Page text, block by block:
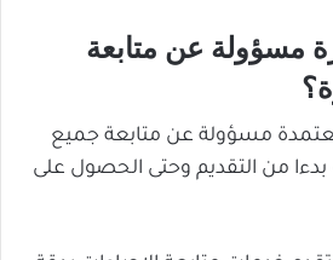
مسؤولة عن متابعة
مسؤولة عن متابعة جميع
بدءا من التقديم وحتى الحصول على